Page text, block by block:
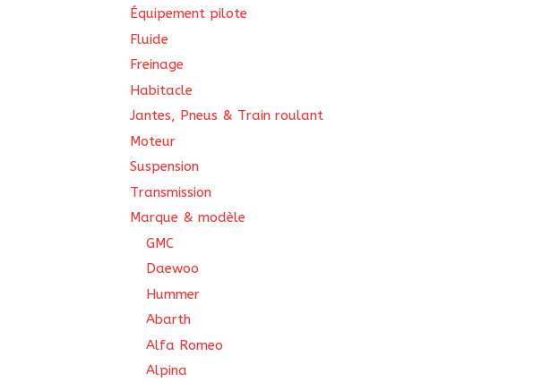
Équipement pilote
Fluide
Freinage
Habitacle
Jantes, Pneus & Train roulant
Moteur
Suspension
Transmission
Marque & modèle
GMC
Daewoo
Hummer
Abarth
Alfa Romeo
Alpina